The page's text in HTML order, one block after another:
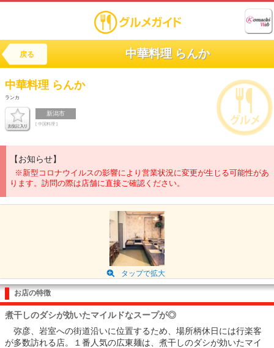
戻る 中華料理 らんか
中華料理 らんか
ランカ
新潟市
[ 中国料理 ]
【お知らせ】
※新型コロナウイルスの影響により営業状況に変更が生じる可能性があ
ります。訪問の際は店舗に直接ご確認ください。
タップで拡大
お店の特徴
煮干しのダシが効いたマイルドなスープが◎
弥彦、岩室への街道沿いに位置するため、場所柄休日には行楽客
が多数訪れる店。１番人気の広東麺は、煮干しのダシが効いたマイ